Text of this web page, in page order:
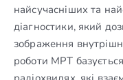
найсучасніших та
діагностики, який
зображення
роботи МРТ